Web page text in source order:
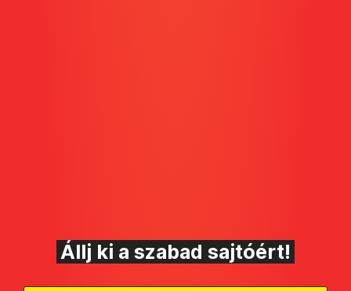
Állj ki a szabad sajtóért!